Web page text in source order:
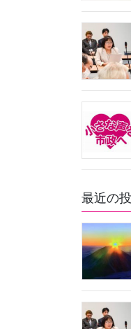
最近の